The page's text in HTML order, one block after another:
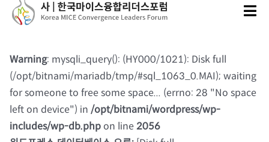
content
포럼소식
칼럼 및 기고
Warning: mysqli_query(): (HY000/1021): Disk full
(/opt/bitnami/mariadb/tmp/#sql_1063_0.MAI); waiting
for someone to free some space... (errno: 28 "No space
left on device") in /opt/bitnami/wordpress/wp-
includes/wp-db.phpon line2056